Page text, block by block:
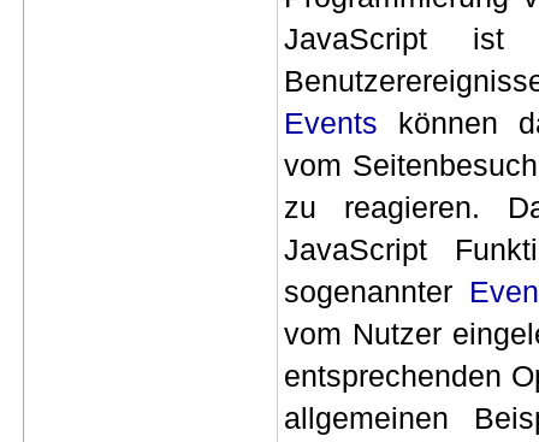
JavaScript ist
Events können
vom
zu reagieren.
JavaScript
sogenannter
vom Nutzer
entsprechenden
allgemeinen